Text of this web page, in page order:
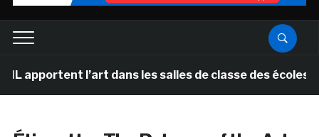
l’art dans les salles de classe des écoles